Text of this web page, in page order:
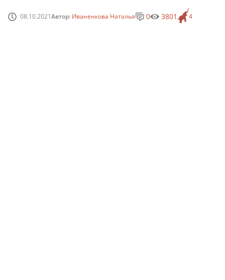
08.10.2021Автор: Иваненкова Наталья 4
0 3801